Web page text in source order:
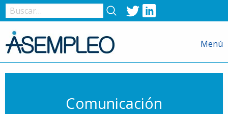
Twitter
de
usuario
o
correo
Menú
Comunicación